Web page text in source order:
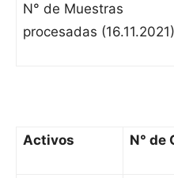
N° de Muestras
procesadas (16.11.2021)
Activos N° de